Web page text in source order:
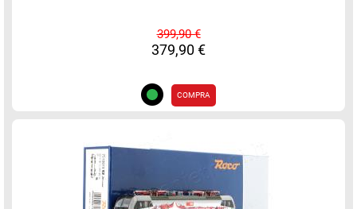
399,90 €
379,90 €
COMPRA